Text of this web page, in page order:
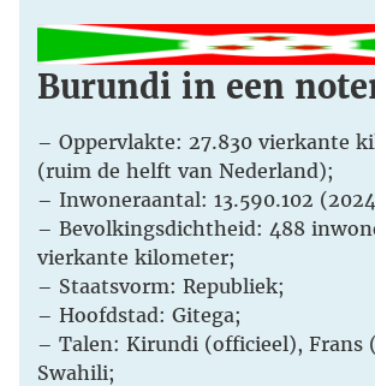
Burundi in een
– Oppervlakte: 27.830 vierkante
(ruim de helft van Nederland);
– Inwoneraantal: 13.590.102
– Bevolkingsdichtheid: 488
vierkante kilometer;
– Staatsvorm: Republiek;
– Hoofdstad: Gitega;
– Talen: Kirundi (officieel), Frans
Swahili;